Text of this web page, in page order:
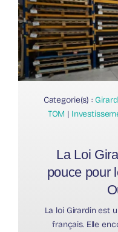
Categorie(s) :
TOM |
La Loi
pouce pour
La loi Girardin est
français. Elle